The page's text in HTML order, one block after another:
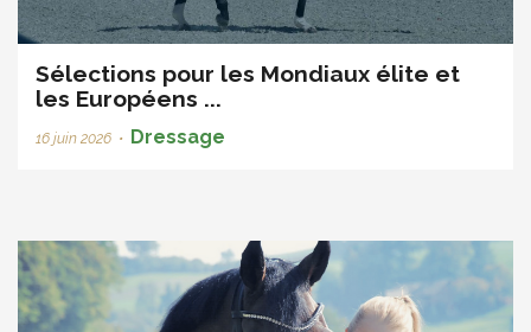
Sélections pour les Mondiaux élite et
les Européens ...
16 juin 2026 • Dressage